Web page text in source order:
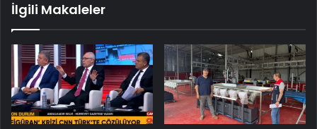
İlgili Makaleler